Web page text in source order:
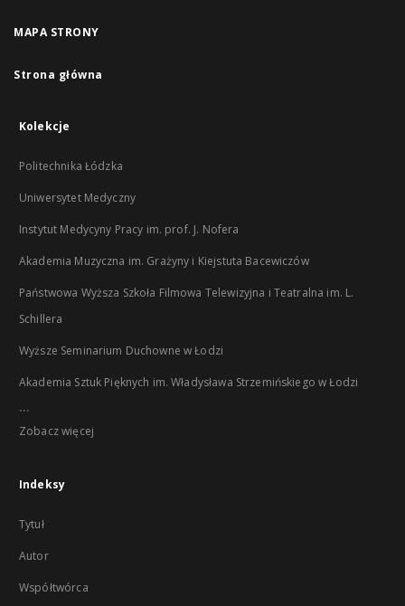
MAPA STRONY
Strona główna
Kolekcje
Politechnika Łódzka
Uniwersytet Medyczny
Instytut Medycyny Pracy im. prof. J. Nofera
Akademia Muzyczna im. Grażyny i Kiejstuta Bacewiczów
Państwowa Wyższa Szkoła Filmowa Telewizyjna i Teatralna im. L.
Schillera
Wyższe Seminarium Duchowne w Łodzi
Akademia Sztuk Pięknych im. Władysława Strzemińskiego w Łodzi
...
Zobacz więcej
Indeksy
Tytuł
Autor
Współtwórca